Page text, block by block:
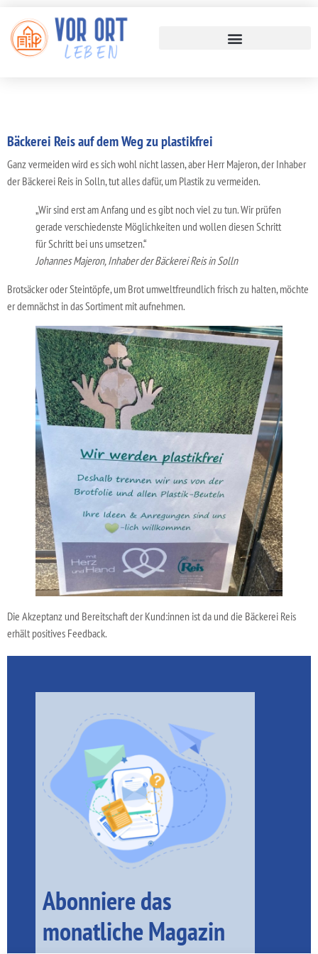
Bäckerei Reis auf dem Weg zu plastikfrei
Ganz vermeiden wird es sich wohl nicht lassen, aber Herr Majeron, der Inhaber
der Bäckerei Reis in Solln, tut alles dafür, um Plastik zu vermeiden.
„Wir sind erst am Anfang und es gibt noch viel zu tun. Wir prüfen
gerade verschiedenste Möglichkeiten und wollen diesen Schritt
für Schritt bei uns umsetzen.“
Johannes Majeron, Inhaber der Bäckerei Reis in Solln
Brotsäcker oder Steintöpfe, um Brot umweltfreundlich frisch zu halten, möchte
er demnächst in das Sortiment mit aufnehmen.
Die Akzeptanz und Bereitschaft der Kund:innen ist da und die Bäckerei Reis
erhält positives Feedback.
Abonniere das
monatliche Magazin